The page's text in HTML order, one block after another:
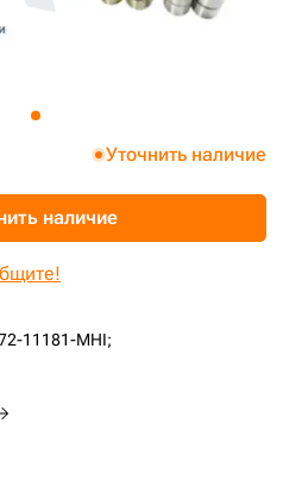
11181-MHI;
Уточнить наличие
наличие